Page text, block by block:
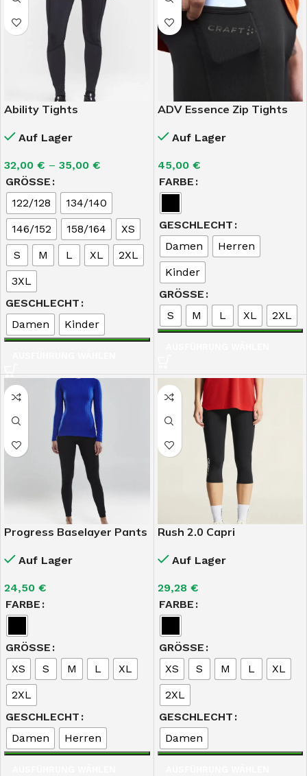
Ability Tights
Auf Lager
32,00 € – 35,00 €
GRÖSSE
122/128
134/140
146/152
158/164
XS
S
M L XL
2XL
3XL
GESCHLECHT
Damen
Kinder
ADV Essence Zip Tights
Auf Lager
45,00 €
FARBE
GESCHLECHT
Damen
Herren
Kinder
GRÖSSE
S
M L XL 2XL
Progress Baselayer Pants
Auf Lager
24,50 €
FARBE
GRÖSSE
XS
S M L
XL
2XL
GESCHLECHT
Damen
Herren
Rush 2.0 Capri
Auf Lager
29,28 €
FARBE
GRÖSSE
XS
S M L
XL
2XL
GESCHLECHT
Damen